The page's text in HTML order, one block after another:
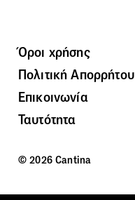
Όροι χρήσης
Πολιτική Απορρήτου
Επικοινωνία
Ταυτότητα
© 2026 Cantina